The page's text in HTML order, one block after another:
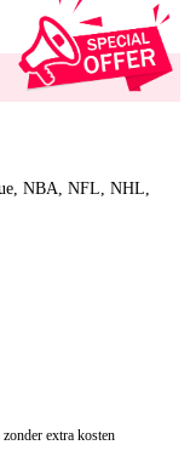
NBA, NFL, NHL,
extra kosten